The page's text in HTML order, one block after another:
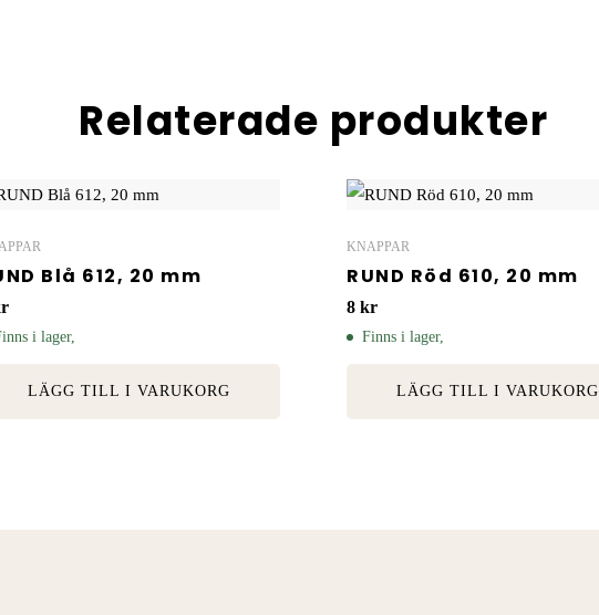
Relaterade produkter
Blå 612, 20 mm
i lager,
LÄGG TILL I VARUKORG
KNAPPAR
RUND Röd 610, 20 mm
8 kr
Finns i lager,
LÄGG TILL I VARUKORG